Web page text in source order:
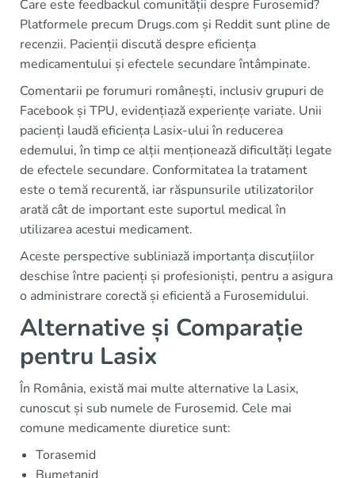
Care este feedbackul comunității despre Furosemid?
Platformele precum Drugs.com și Reddit sunt pline de
recenzii. Pacienții discută despre eficiența
medicamentului și efectele secundare întâmpinate.
Comentarii pe forumuri românești, inclusiv grupuri de
Facebook și TPU, evidențiază experiențe variate. Unii
pacienți laudă eficiența Lasix-ului în reducerea
edemului, în timp ce alții menționează dificultăți legate
de efectele secundare. Conformitatea la tratament
este o temă recurentă, iar răspunsurile utilizatorilor
arată cât de important este suportul medical în
utilizarea acestui medicament.
Aceste perspective subliniază importanța discuțiilor
deschise între pacienți și profesioniști, pentru a asigura
o administrare corectă și eficientă a Furosemidului.
Alternative și Comparație
pentru Lasix
În România, există mai multe alternative la Lasix,
cunoscut și sub numele de Furosemid. Cele mai
comune medicamente diuretice sunt:
Torasemid
Bumetanid